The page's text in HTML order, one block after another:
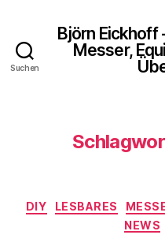
Suchen
Björn Eickhoff
Messer,
DIY LESBARES
NEWS